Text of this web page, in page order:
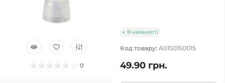
0
В наявності
Код товару: A0150150015
49.90 грн.